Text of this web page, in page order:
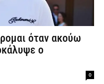
όταν ακούω
ο
0